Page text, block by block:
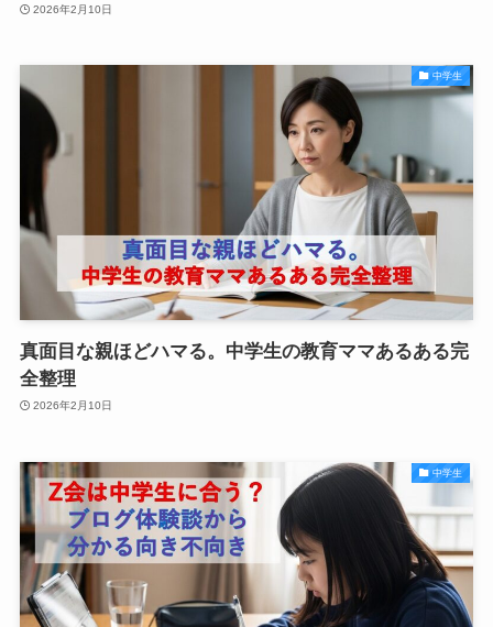
2026年2月10日
中学生
真面目な親ほどハマる。中学生の教育ママあるある完
全整理
2026年2月10日
中学生